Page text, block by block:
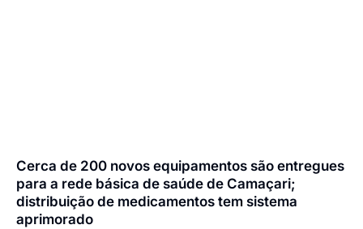
Cerca de 200 novos equipamentos são entregues
para a rede básica de saúde de Camaçari;
distribuição de medicamentos tem sistema
aprimorado